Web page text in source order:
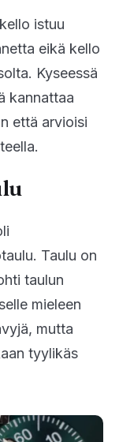
istuu
eikä kello
Kyseessä
kannattaa
että arvioisi
Taulu on
taulun
mieleen
mutta
tyylikäs